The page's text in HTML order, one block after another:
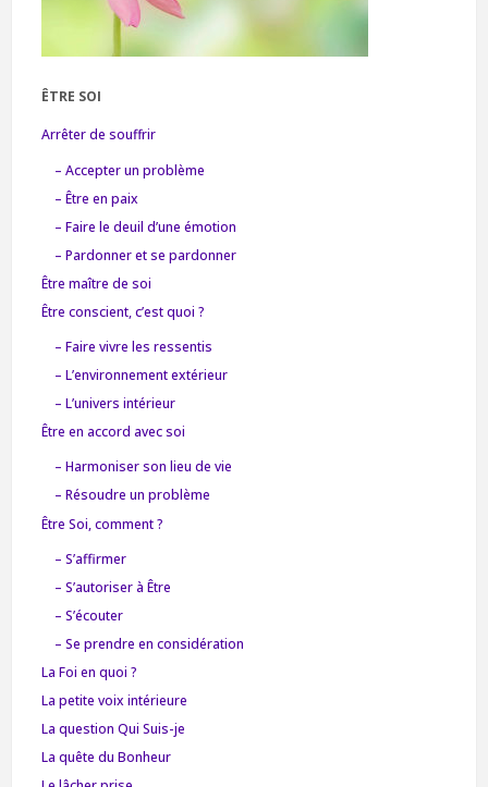
ÊTRE SOI
Arrêter de souffrir
– Accepter un problème
– Être en paix
– Faire le deuil d’une émotion
– Pardonner et se pardonner
Être maître de soi
Être conscient, c’est quoi ?
– Faire vivre les ressentis
– L’environnement extérieur
– L’univers intérieur
Être en accord avec soi
– Harmoniser son lieu de vie
– Résoudre un problème
Être Soi, comment ?
– S’affirmer
– S’autoriser à Être
– S’écouter
– Se prendre en considération
La Foi en quoi ?
La petite voix intérieure
La question Qui Suis-je
La quête du Bonheur